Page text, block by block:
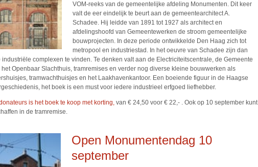
VOM-reeks van de gemeentelijke afdeling Monumenten. Dit keer
valt de eer eindelijk te beurt aan de gemeentearchitect A.
Schadee. Hij leidde van 1891 tot 1927 als architect en
afdelingshoofd van Gemeentewerken de stroom gemeentelijke
bouwprojecten. In deze periode ontwikkelde Den Haag zich tot
metropool en industriestad. In het oeuvre van Schadee zijn dan
industriële complexen te vinden. Te denken valt aan de Electriciteitscentrale, de Gemeente
het Openbaar Slachthuis, tramremises en verder nog diverse kleine bouwwerken als
tramwachthuisjes en het Laakhavenkantoor. Een boeiende figuur in de Haagse
het boek is een must voor iedere industrieel erfgoed liefhebber.
is het boek te koop met korting, van € 24,50 voor € 22,- . Ook op 10 september kunt
in de tramremise.
Open Monumentendag 10
september